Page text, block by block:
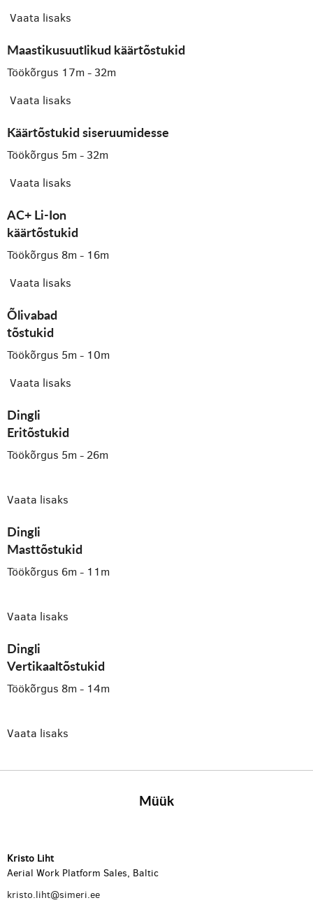
Vaata lisaks
Maastikusuutlikud käärtõstukid
Töökõrgus 17m - 32m
Vaata lisaks
Käärtõstukid siseruumidesse
Töökõrgus 5m - 32m
Vaata lisaks
AC+ Li-Ion
käärtõstukid
Töökõrgus 8m - 16m
Vaata lisaks
Õlivabad
tõstukid
Töökõrgus 5m - 10m
Vaata lisaks
Dingli
Eritõstukid
Töökõrgus 5m - 26m
Vaata lisaks
Dingli
Masttõstukid
Töökõrgus 6m - 11m
Vaata lisaks
Dingli
Vertikaaltõstukid
Töökõrgus 8m - 14m
Vaata lisaks
Müük
Kristo Liht
Aerial Work Platform Sales, Baltic
kristo.liht@simeri.ee